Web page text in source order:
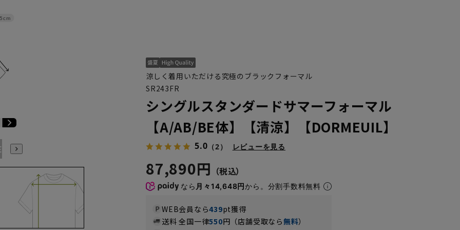
BE5 E4 E5 E6 E7 E8
涼しく着用いただける究極のブラックフォーマル
SR243FR
シングルスタンダードサマーフォーマル
【A/AB/BE体】【清涼】【DORMEUIL】
5.0 （2） レビューを見る
87,890円
なら 月々14,648円から。分割手数料無料
WEB会員なら439pt獲得
送料 全国一律550円（店舗受取なら無料）